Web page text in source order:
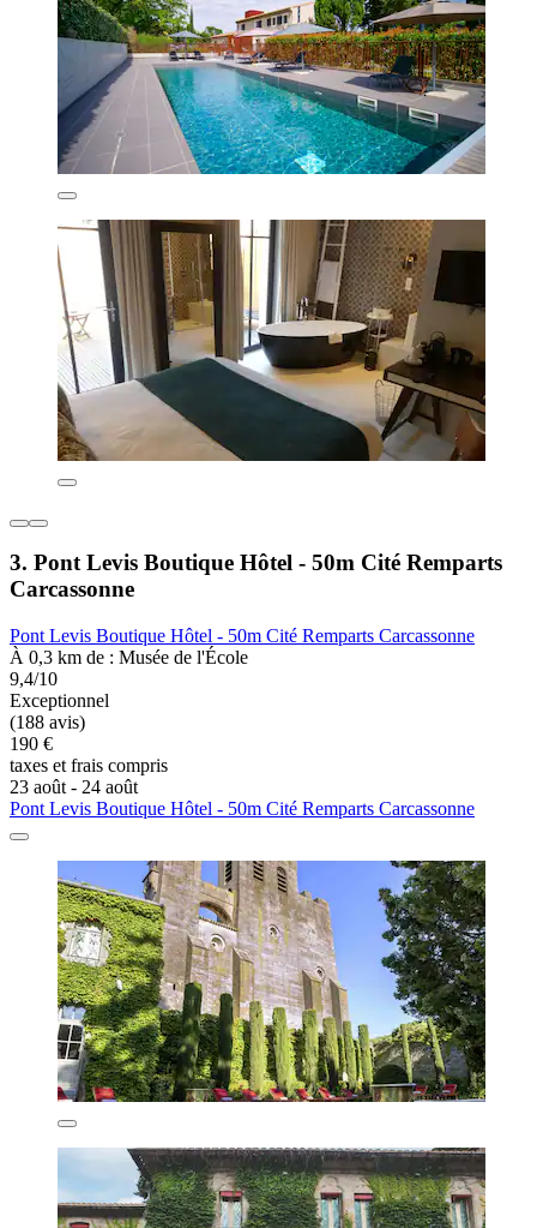
3. Pont Levis Boutique Hôtel - 50m Cité Remparts
Carcassonne
Pont Levis Boutique Hôtel - 50m Cité Remparts Carcassonne
À 0,3 km de : Musée de l'École
9,4/10
Exceptionnel
(188 avis)
190 €
taxes et frais compris
23 août - 24 août
Pont Levis Boutique Hôtel - 50m Cité Remparts Carcassonne